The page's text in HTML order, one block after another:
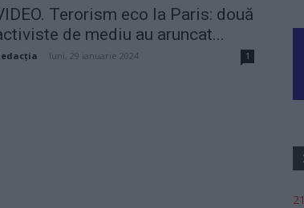
Terorism eco la Paris: două
de mediu au aruncat...
luni, 29 ianuarie 2024 1